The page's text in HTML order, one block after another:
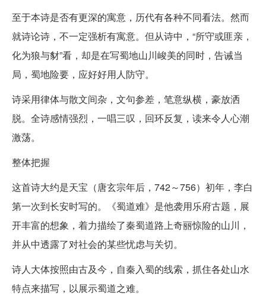
至于本诗是否有更深的寓意，历代有各种不同看法。然而
就诗论诗，不一定强析有寓意。但从诗中，“所守或匪亲，
化为狼与豺”看，却是在写蜀地山川峻美的同时，告诫当
局，蜀地险要，应好好用人防守。
诗采用律体与散文间杂，文句参差，笔意纵横，豪放洒
脱。全诗感情强烈，一唱三叹，回环反复，读来令人心潮
激荡。
整体把握
这首诗大约是天宝（唐玄宗年后，742～756）初年，李白
第一次到长安时写的。《蜀道难》是他袭用乐府古题，展
开丰富的想象，着力描绘了秦蜀道路上奇丽惊险的山川，
并从中透露了对社会的某些忧虑与关切。
诗人大体按照由古及今，自秦入蜀的线索，抓住各处山水
特点来描写，以展示蜀道之难。